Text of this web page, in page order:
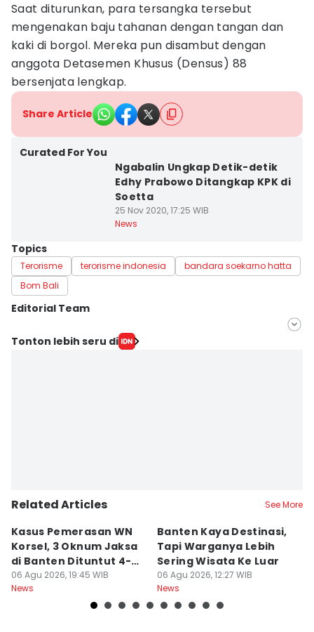
Saat diturunkan, para tersangka tersebut
mengenakan baju tahanan dengan tangan dan
kaki di borgol. Mereka pun disambut dengan
anggota Detasemen Khusus (Densus) 88
bersenjata lengkap.
Share Article
Curated For You
Ngabalin Ungkap Detik-detik
Edhy Prabowo Ditangkap KPK di
Soetta
25 Nov 2020, 17:25 WIB
News
Topics
Terorisme terorisme indonesia
bandara soekarno hatta
Bom Bali
Editorial Team
Editor
Tonton lebih seru di
Related Articles See More
Kasus Pemerasan WN
Korsel, 3 Oknum Jaksa
di Banten Dituntut 4-5
Tahun
06 Agu 2026, 19:45 WIB
News
Banten Kaya Destinasi,
Tapi Warganya Lebih
Sering Wisata Ke Luar
06 Agu 2026, 12:27 WIB
News